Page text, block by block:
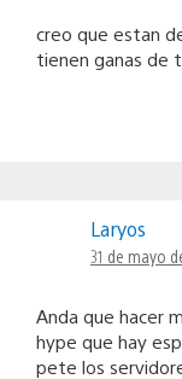
creo que estan
tienen ganas de
Laryos
31 de mayo
Anda que hacer
hype que hay
pete los